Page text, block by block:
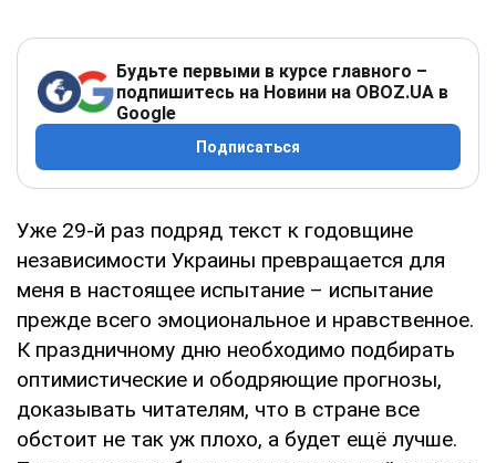
Будьте первыми в курсе главного –
подпишитесь на Новини на OBOZ.UA в
Google
Подписаться
Уже 29-й раз подряд текст к годовщине
независимости Украины превращается для
меня в настоящее испытание – испытание
прежде всего эмоциональное и нравственное.
К праздничному дню необходимо подбирать
оптимистические и ободряющие прогнозы,
доказывать читателям, что в стране все
обстоит не так уж плохо, а будет ещё лучше.